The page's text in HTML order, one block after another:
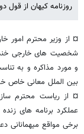
روزنامه کیهان از
¤ از وزیر محترم امور
شخصیت های خارجی
و مورد مذاکره و به
بین الملل معانی خاص
¤ از ریاست محترم
برخی مواقع میهمانانی